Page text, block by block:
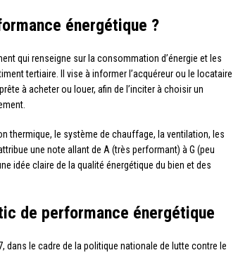
énergétique ?
qui renseigne sur la consommation d’énergie et les
tertiaire. Il vise à informer l’acquéreur ou le locataire
à acheter ou louer, afin de l’inciter à choisir un
thermique, le système de chauffage, la ventilation, les
une note allant de A (très performant) à G (peu
idée claire de la qualité énergétique du bien et des
de performance énergétique
dans le cadre de la politique nationale de lutte contre le